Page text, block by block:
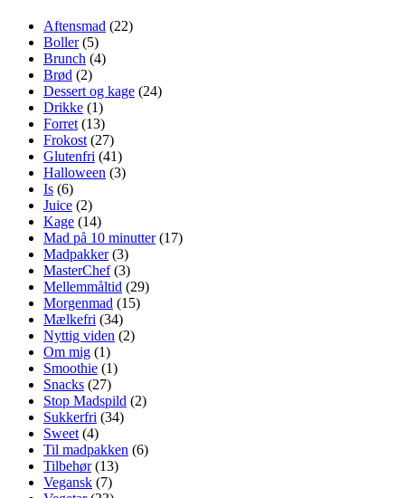
Aftensmad (22)
Boller(5)
Brunch (4)
Brød (2)
Dessert og kage (24)
Drikke (1)
Forret(13)
Frokost(27)
Glutenfri (41)
Halloween (3)
Is (6)
Juice (2)
Kage (14)
Mad på 10 minutter(17)
Madpakker(3)
MasterChef(3)
Mellemmåltid (29)
Morgenmad (15)
Mælkefri (34)
Nyttig viden (2)
Om mig (1)
Smoothie (1)
Snacks (27)
Stop Madspild (2)
Sukkerfri (34)
Sweet(4)
Til madpakken (6)
Tilbehør(13)
Vegansk (7)